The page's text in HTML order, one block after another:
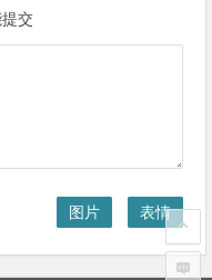
交
图片 表情